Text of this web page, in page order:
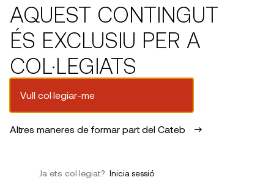
AQUEST CONTINGUT
ÉS EXCLUSIU PER A
COL·LEGIATS
Vull col·legiar-me
Altres maneres de formar part del Cateb
Ja ets col·legiat? Inicia sessió